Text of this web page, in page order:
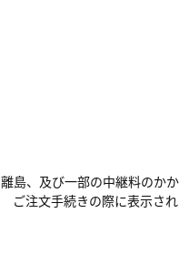
離島、及び一部の中継料のか
ご注文手続きの際に表示さ